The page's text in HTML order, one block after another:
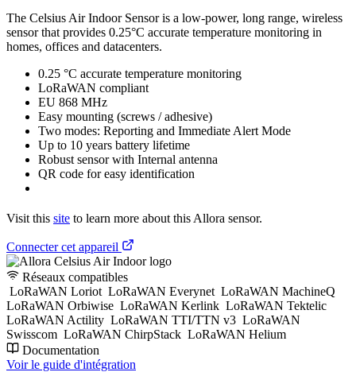
The Celsius Air Indoor Sensor is a low-power, long range, wireless
sensor that provides 0.25°C accurate temperature monitoring in
homes, offices and datacenters.
0.25 °C accurate temperature monitoring
LoRaWAN compliant
EU 868 MHz
Easy mounting (screws / adhesive)
Two modes: Reporting and Immediate Alert Mode
Up to 10 years battery lifetime
Robust sensor with Internal antenna
QR code for easy identification
Visit this site to learn more about this Allora sensor.
Connecter cet appareil
Réseaux compatibles
LoRaWAN Loriot LoRaWAN Everynet LoRaWAN MachineQ
LoRaWAN Orbiwise LoRaWAN Kerlink LoRaWAN Tektelic
LoRaWAN Actility LoRaWAN TTI/TTN v3 LoRaWAN
Swisscom LoRaWAN ChirpStack LoRaWAN Helium
Documentation
Voir le guide d'intégration